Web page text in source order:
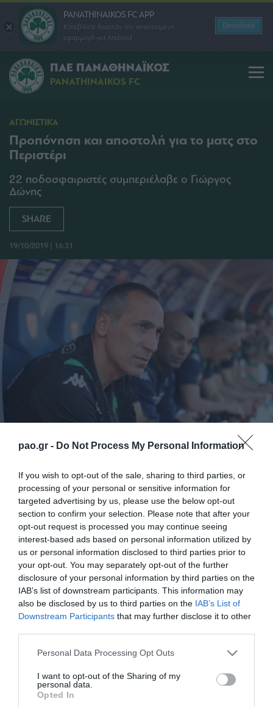
pao.gr - Do Not Process My Personal Information
If you wish to opt-out of the sale, sharing to third parties, or
processing of your personal or sensitive information for
targeted advertising by us, please use the below opt-out
section to confirm your selection. Please note that after your
opt-out request is processed you may continue seeing
interest-based ads based on personal information utilized by
us or personal information disclosed to third parties prior to
your opt-out. You may separately opt-out of the further
disclosure of your personal information by third parties on the
IAB’s list of downstream participants. This information may
also be disclosed by us to third parties on the IAB’s List of
Downstream Participants that may further disclose it to other
Please note that this website/app uses one or more Google
not limited to your visit or usage behaviour. You may click to
grant or deny consent to Google and its third-party tags to
use your data for below specified purposes in below Google
Personal Data Processing Opt Outs
I want to opt-out of the Sharing of my
personal data.
Opted In
PANATHINAIKOS FC APP
Κατεβάστε δωρεάν την ανανεωμένη
εφαρμογή για Android
Download
ΠΑΕ ΠΑΝΑΘΗΝΑΪΚΟΣ
PANATHINAIKOS FC
ΑΓΩΝΙΣΤΙΚΑ
Προπόνηση και αποστολή για το ματς στο
Περιστέρι
22 ποδοσφαιριστές συμπεριέλαβε ο Γιώργος
Δώνης
SHARE
19/10/2019 | 16:31
Με μοναδική απουσία αυτή του Φεντερίκο Μακέντα,
ο οποίος ακολούθησε ατομικό πρόγραμμα
προπόνησης, ολοκληρώθηκε η προετοιμασία του
Παναθηναϊκού για τον αγώνα στο Περιστέρι κόντρα
στον Ατρόμητο (20/10, 19:30). Οι Πράσινοι
ξεκίνησαν με προθέρμανση, συνέχισαν με ασκήσεις
πέντε εναντίον δύο και ολοκλήρωσαν με παιχνίδι
στο μισό γήπεδο.
Μετά το τέλος της προπόνησης ο Γιώργος Δώνης
ανακοίνωσε τη λίστα με τα ονόματα των
ποδοσφαιριστών που βρίσκονται στην αποστολή
του αγώνα. Σε αυτή συμπεριλαμβάνονται οι